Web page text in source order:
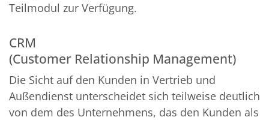
Teilmodul zur Verfügung.
CRM
(Customer Relationship Management)
Die Sicht auf den Kunden in Vertrieb und
Außendienst unterscheidet sich teilweise deutlich
von dem des Unternehmens, das den Kunden als